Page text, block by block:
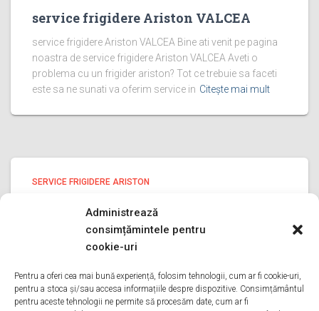
Administrează
consimțămintele pentru
cookie-uri
Pentru a oferi cea mai bună experiență, folosim tehnologii, cum ar fi cookie-uri,
pentru a stoca și/sau accesa informațiile despre dispozitive. Consimțământul
pentru aceste tehnologii ne permite să procesăm date, cum ar fi
service frigidere Ariston VALCEA
service frigidere Ariston VALCEA Bine ati venit pe pagina
noastra de service frigidere Ariston VALCEA Aveti o
problema cu un frigider ariston? Tot ce trebuie sa faceti
este sa ne sunati va oferim service in Citește mai mult
SERVICE FRIGIDERE ARISTON
service frigidere Ariston PRAHOVA
service frigidere Ariston PRAHOVA Bine ati venit pe
pagina noastra de service frigidere Ariston PRAHOVA
faceti este sa ne sunati va oferim service in
Citește mai mult